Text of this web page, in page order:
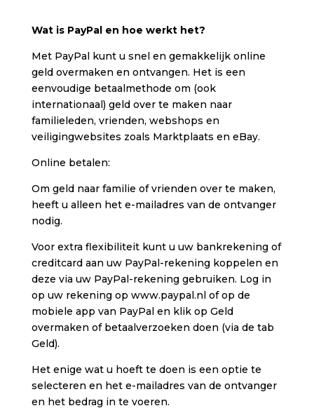
Wat is PayPal en hoe werkt het?
Met PayPal kunt u snel en gemakkelijk online
geld overmaken en ontvangen. Het is een
eenvoudige betaalmethode om (ook
internationaal) geld over te maken naar
familieleden, vrienden, webshops en
veiligingwebsites zoals Marktplaats en eBay.
Online betalen:
Om geld naar familie of vrienden over te maken,
heeft u alleen het e-mailadres van de ontvanger
nodig.
Voor extra flexibiliteit kunt u uw bankrekening of
creditcard aan uw PayPal-rekening koppelen en
deze via uw PayPal-rekening gebruiken. Log in
op uw rekening op www.paypal.nl of op de
mobiele app van PayPal en klik op Geld
overmaken of betaalverzoeken doen (via de tab
Geld).
Het enige wat u hoeft te doen is een optie te
selecteren en het e-mailadres van de ontvanger
en het bedrag in te voeren.